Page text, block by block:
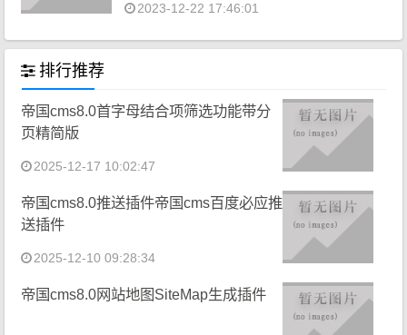
2023-12-22 17:46:01
排行推荐
帝国cms8.0首字母结合项筛选功能带分
页精简版
2025-12-17 10:02:47
帝国cms8.0推送插件帝国cms百度必应推
送插件
2025-12-10 09:28:34
帝国cms8.0网站地图SiteMap生成插件